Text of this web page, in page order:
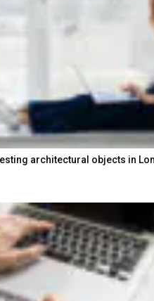
architectural objects in